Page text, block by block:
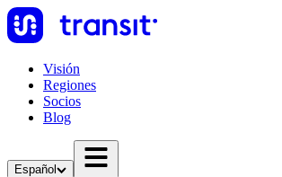
Visión
Regiones
Socios
Blog
Español